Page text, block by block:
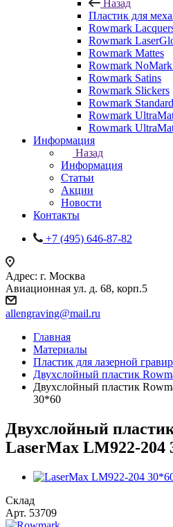
Назад
Пластик для
Rowmark
Rowmark
Rowmark Mattes
Rowmark
Rowmark Satins
Rowmark Slickers
Rowmark
Rowmark
Rowmark
Информация
Назад
Информация
Статьи
Акции
Новости
Контакты
+7 (495) 646-87-82
Адрес: г. Москва
Авиационная ул. д. 68, корп.5
allengraving@mail.ru
Главная
Материалы
Пластик для лазерной
Двухслойный пластик
Двухслойный пластик
30*60
Двухслойный
LaserMax LM922-204
Склад
Арт. 53709